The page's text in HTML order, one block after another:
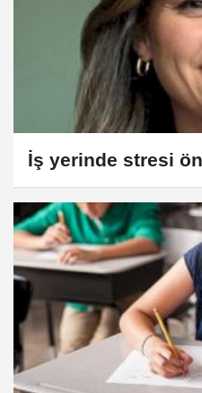
İş yerinde stresi